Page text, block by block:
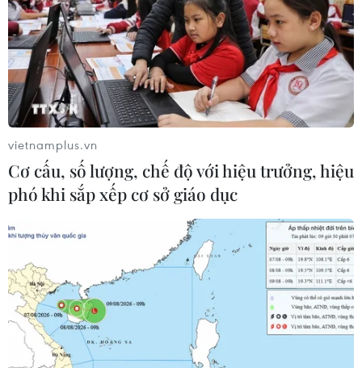
TIN CÙNG CHUYÊN MỤC
Thưởng vượt kế hoạch: động lực còn
thiếu cho doanh nghiệp dẫn dắt
07/08/2026 04:01
Hãng BMW bắt đầu sản xuất hàng
loạt mẫu xe thuần điện “thế hệ mới”
07/08/2026 01:52
Tiêu chí mới phân loại doanh nghiệp
để thực hiện cơ cấu lại vốn nhà nước
06/08/2026 15:08
vietnamplus.vn
Cơ cấu, số lượng, chế độ với hiệu trưởng, hiệu
phó khi sắp xếp cơ sở giáo dục